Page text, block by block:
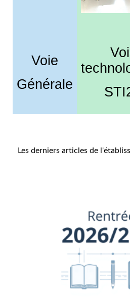
Voie
Générale
Les derniers articles de